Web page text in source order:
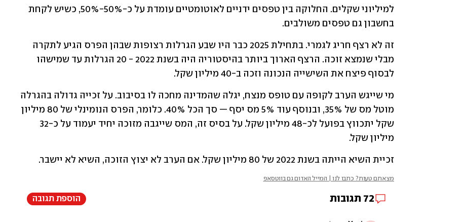
בחשבון גם טפסים משולבים.
לבסוף פיצח את השישייה הנכונה וזכה ב-40 מיליון שקל.
מיליון שקל.
זכיית השיא הייתה בשנת 2022 של 80 מיליון שקל. אם הערב לא יצוץ הזוכה, השיא לא יישבר.
מצאתם טעות? כתבו לנו | המייל האדום גם בווטסאפ
72 תגובות הוספת תגובה